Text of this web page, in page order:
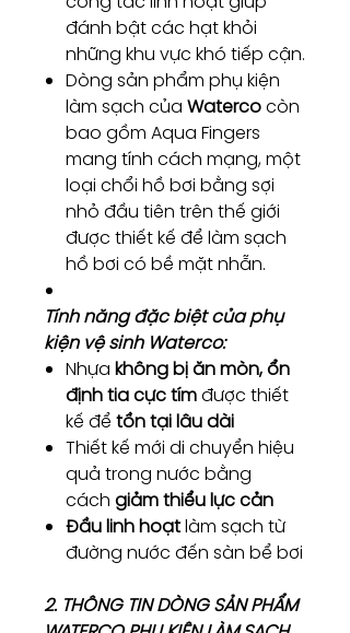
đánh bật các hạt khỏi
những khu vực khó tiếp cận.
Dòng sản phẩm phụ kiện
làm sạch của Watercocòn
bao gồm Aqua Fingers
mang tính cách mạng, một
loại chổi hồ bơi bằng sợi
nhỏ đầu tiên trên thế giới
được thiết kế để làm sạch
hồ bơi có bề mặt nhẵn.
Tính năng đặc biệt của phụ
kiện vệ sinh Waterco:
Nhựa không bị ăn mòn, ổn
định tia cực tímđược thiết
kế để tồn tại lâu dài
Thiết kế mới di chuyển hiệu
quả trong nước bằng
cách giảm thiểu lực cản
Đầu linh hoạtlàm sạch từ
đường nước đến sàn bể bơi
2. THÔNG TIN DÒNG SẢN PHẨM